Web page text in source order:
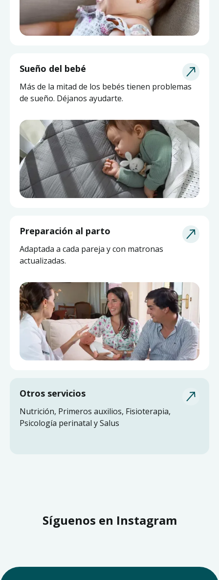
Asesoría de Lactancia
Pide ayuda a una matrona experta y actualizada
sin salir de casa.
Preparación al parto
Adaptada a cada pareja y con matronas
actualizadas.
Sueño del bebé
Más de la mitad de los bebés tienen problemas
de sueño. Déjanos ayudarte.
Otros servicios
Nutrición, Primeros auxilios, Fisioterapia,
Psicología perinatal y Salus
Síguenos en Instagram